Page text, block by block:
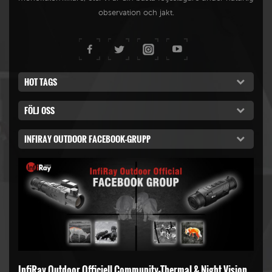
observation och jakt.
HOT TAGS
FÖLJ OSS
INFIRAY OUTDOOR FACEBOOK-GRUPP